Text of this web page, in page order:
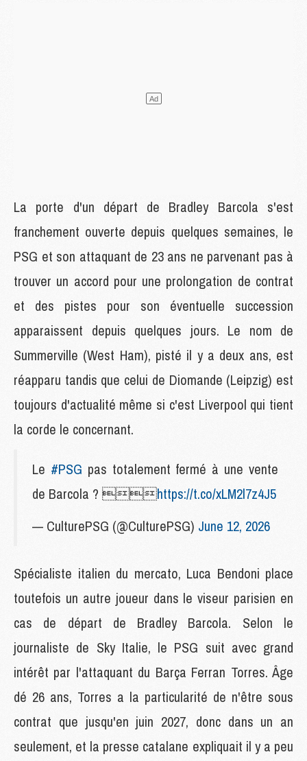
La porte d'un départ de Bradley Barcola s'est
franchement ouverte depuis quelques semaines, le
PSG et son attaquant de 23 ans ne parvenant pas à
trouver un accord pour une prolongation de contrat
et des pistes pour son éventuelle succession
apparaissent depuis quelques jours. Le nom de
Summerville (West Ham), pisté il y a deux ans, est
réapparu tandis que celui de Diomande (Leipzig) est
toujours d'actualité même si c'est Liverpool qui tient
la corde le concernant.
Le #PSG pas totalement fermé à une vente
de Barcola ? https://t.co/xLM2l7z4J5
— CulturePSG (@CulturePSG) June 12, 2026
Spécialiste italien du mercato, Luca Bendoni place
toutefois un autre joueur dans le viseur parisien en
cas de départ de Bradley Barcola. Selon le
journaliste de Sky Italie, le PSG suit avec grand
intérêt par l'attaquant du Barça Ferran Torres. Âge
dé 26 ans, Torres a la particularité de n'être sous
contrat que jusqu'en juin 2027, donc dans un an
seulement, et la presse catalane expliquait il y a peu